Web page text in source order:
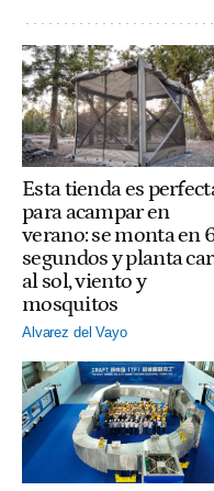
Esta tienda es
para acampar en
verano: se monta en
segundos y planta
al sol, viento y
mosquitos
Alvarez del Vayo